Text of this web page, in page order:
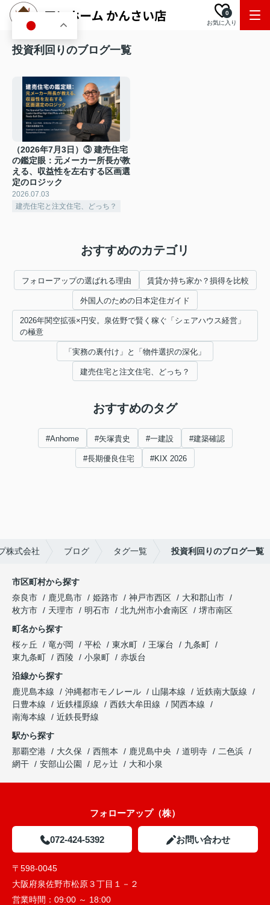
お気に入り
0
投資利回りのブログ一覧
（2026年7月3日）③ 建売住宅
の鑑定眼：元メーカー所長が教
える、収益性を左右する区画選
定のロジック
2026.07.03
建売住宅と注文住宅、どっち？
おすすめのカテゴリ
フォローアップの選ばれる理由 賃貸か持ち家か？損得を比較
外国人のための日本定住ガイド
2026年関空拡張×円安。泉佐野で賢く稼ぐ「シェアハウス経営」
の極意
「実務の裏付け」と「物件選択の深化」
建売住宅と注文住宅、どっち？
おすすめのタグ
#Anhome #矢塚貴史 #一建設 #建築確認
#長期優良住宅 #KIX 2026
株式会社 ブログ タグ一覧 投資利回りのブログ一覧
市区町村から探す
奈良市
鹿児島市 姫路市 神戸市西区
大和郡山市
枚方市
天理市 明石市 北九州市小倉南区
堺市南区
町名から探す
桜ヶ丘
竜が岡 平松 東水町 王塚台
九条町
東九条町
西陵 小泉町
赤坂台
沿線から探す
鹿児島本線
沖縄都市モノレール 山陽本線
近鉄南大阪線
日豊本線
近鉄橿原線 西鉄大牟田線
関西本線
南海本線
近鉄長野線
駅から探す
那覇空港
大久保 西熊本 鹿児島中央 道明寺
二色浜
網干
安部山公園 尼ヶ辻 大和小泉
フォローアップ（株）
072-424-5392 お問い合わせ
〒598-0045
大阪府泉佐野市松原３丁目１－２
営業時間： 09:00 ～ 18:00